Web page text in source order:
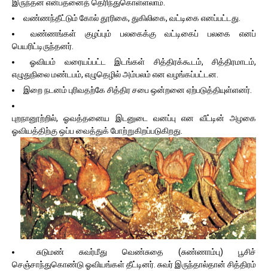
இருந்தன என்பதனைத் தெரிந்துகொள்ளலாம்.
வண்ணந்தீட்டும் கோல் தூரிகை, துகிலிகை, வட்டிகை எனப்பட்டது.
வண்ணங்கள் குழப்பும் பலகைக்கு வட்டிகைப் பலகை எனப்
பெயரிட்டிருந்தனர்.
ஓவியம் வரையப்பட்ட இடங்கள் சித்திரக்கூடம், சித்திரமாடம்,
எழுதுநிலை மண்டபம், எழுதெழில் அம்பலம் என வழங்கப்பட்டன.
இறை நடனம் புரிவதற்கே சித்திர சபை ஒன்றனை ஏற்படுத்தியுள்ளனர்.
புறநானூற்றில், ஓவத்தனைய இடனுடை வனப்பு என வீட்டின் அழகை
ஓவியத்திற்கு ஒப்ப வைத்துக் போற்றுகிறப்படுகிறது.
சுடுமண் சுவர்மீது வெண்சுதை (சுண்ணாம்பு) பூசிச்
செஞ்சாந்துகொண்டு ஓவியங்கள் தீட்டினர். சுவர் இருந்தால்தான் சித்திரம்